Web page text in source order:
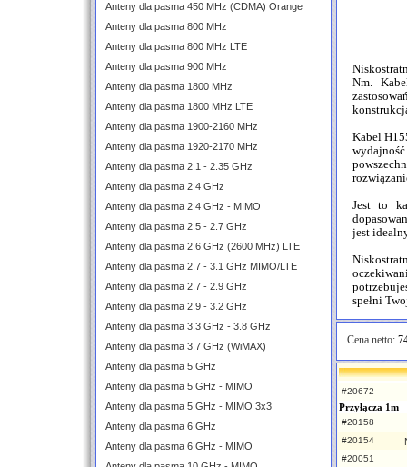
Anteny dla pasma 450 MHz (CDMA) Orange
Anteny dla pasma 800 MHz
Anteny dla pasma 800 MHz LTE
Anteny dla pasma 900 MHz
Anteny dla pasma 1800 MHz
Anteny dla pasma 1800 MHz LTE
Anteny dla pasma 1900-2160 MHz
Anteny dla pasma 1920-2170 MHz
Anteny dla pasma 2.1 - 2.35 GHz
Anteny dla pasma 2.4 GHz
Anteny dla pasma 2.4 GHz - MIMO
Anteny dla pasma 2.5 - 2.7 GHz
Anteny dla pasma 2.6 GHz (2600 MHz) LTE
Anteny dla pasma 2.7 - 3.1 GHz MIMO/LTE
Anteny dla pasma 2.7 - 2.9 GHz
Anteny dla pasma 2.9 - 3.2 GHz
Anteny dla pasma 3.3 GHz - 3.8 GHz
Anteny dla pasma 3.7 GHz (WiMAX)
Anteny dla pasma 5 GHz
Anteny dla pasma 5 GHz - MIMO
Anteny dla pasma 5 GHz - MIMO 3x3
Anteny dla pasma 6 GHz
Anteny dla pasma 6 GHz - MIMO
Nm.
Kabel
Jest to
jest
spełni
Cena netto:
#20672
Przyłącza 1m
#20158
#20154
#20051